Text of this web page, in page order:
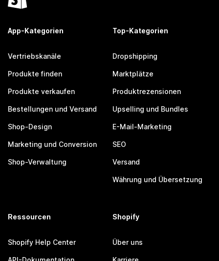
App-Kategorien
Vertriebskanäle
Produkte finden
Produkte verkaufen
Bestellungen und Versand
Shop-Design
Marketing und Conversion
Shop-Verwaltung
Top-Kategorien
Dropshipping
Marktplätze
Produktrezensionen
Upselling und Bundles
E-Mail-Marketing
SEO
Versand
Währung und Übersetzung
Ressourcen
Shopify Help Center
Shopify
Über uns